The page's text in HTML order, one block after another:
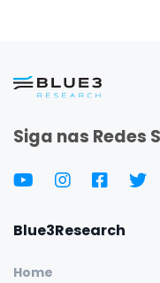
Siga nas Redes
Blue3Research
Home